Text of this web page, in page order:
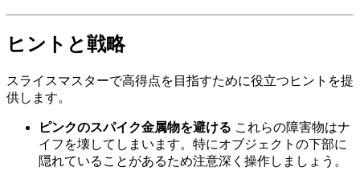
ヒントと戦略
スライスマスターで高得点を目指すために役立つヒントを提
供します。
ピンクのスパイク金属物を避ける これらの障害物はナ
イフを壊してしまいます。特にオブジェクトの下部に
隠れていることがあるため注意深く操作しましょう。